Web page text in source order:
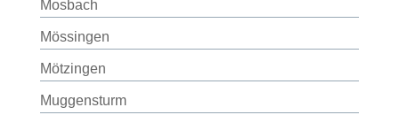
Mosbach
Mössingen
Mötzingen
Muggensturm